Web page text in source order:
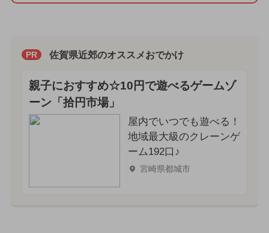
PR 佐賀県近郊のオススメおでかけ
親子におすすめ☆10円で遊べるゲームゾ
ーン「拾円市場」
屋内でいつでも遊べる！
地域最大級のクレーンゲ
ーム192口♪
宮崎県都城市